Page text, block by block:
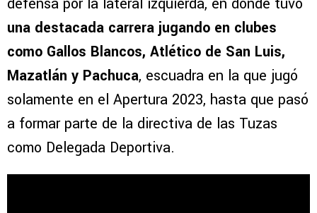
una destacada carrera jugando en clubes
como Gallos Blancos, Atlético de San Luis,
Mazatlán y Pachuca, escuadra en la que jugó
solamente en el Apertura 2023, hasta que pasó
a formar parte de la directiva de las Tuzas
como Delegada Deportiva.